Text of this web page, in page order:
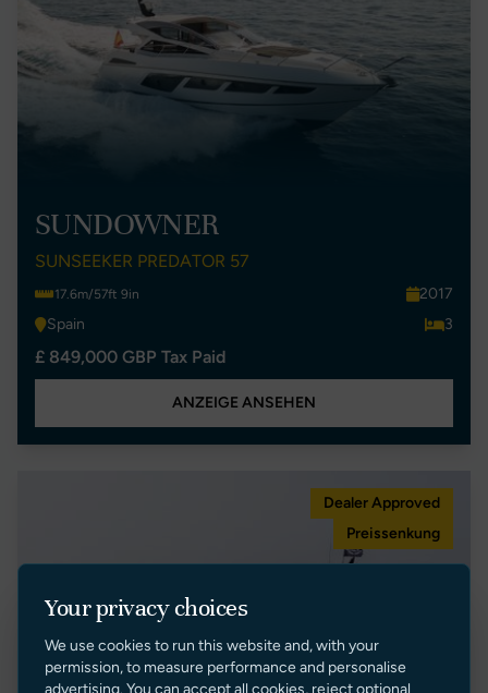
SUNDOWNER
SUNSEEKER PREDATOR 57
17.6m/57ft 9in
2017
Spain
3
£ 849,000 GBP Tax Paid
ANZEIGE ANSEHEN
Dealer Approved
Preissenkung
Your privacy choices
We use cookies to run this website and, with your
permission, to measure performance and personalise
advertising. You can accept all cookies, reject optional